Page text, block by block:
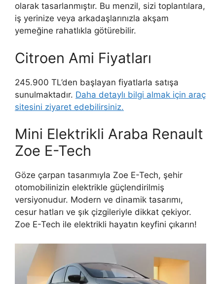
olarak tasarlanmıştır. Bu menzil, sizi toplantılara,
iş yerinize veya arkadaşlarınızla akşam
yemeğine rahatlıkla götürebilir.
Citroen Ami Fiyatları
245.900 TL’den başlayan fiyatlarla satışa
sunulmaktadır. Daha detaylı bilgi almak için araç
sitesini ziyaret edebilirsiniz.
Mini Elektrikli Araba Renault
Zoe E-Tech
Göze çarpan tasarımıyla Zoe E-Tech, şehir
otomobilinizin elektrikle güçlendirilmiş
versiyonudur. Modern ve dinamik tasarımı,
cesur hatları ve şık çizgileriyle dikkat çekiyor.
Zoe E-Tech ile elektrikli hayatın keyfini çıkarın!